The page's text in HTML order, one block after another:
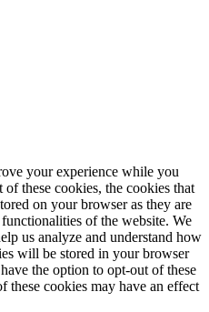
your experience while you
these cookies, the cookies that
on your browser as they are
of the website. We
us analyze and understand how
will be stored in your browser
the option to opt-out of these
these cookies may have an effect